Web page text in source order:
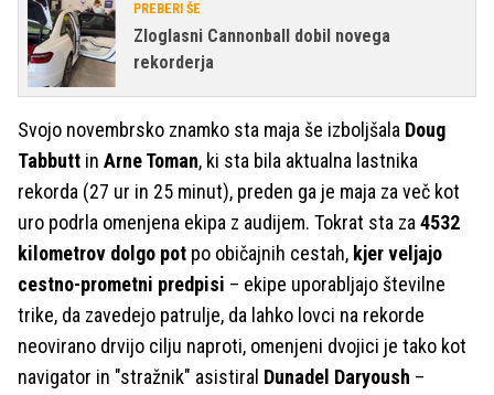
PREBERI ŠE
Zloglasni Cannonball dobil novega
rekorderja
Svojo novembrsko znamko sta maja še izboljšala Doug
Tabbutt in Arne Toman, ki sta bila aktualna lastnika
rekorda (27 ur in 25 minut), preden ga je maja za več kot
uro podrla omenjena ekipa z audijem. Tokrat sta za 4532
kilometrov dolgo pot po običajnih cestah, kjer veljajo
cestno-prometni predpisi – ekipe uporabljajo številne
trike, da zavedejo patrulje, da lahko lovci na rekorde
neovirano drvijo cilju naproti, omenjeni dvojici je tako kot
navigator in "stražnik" asistiral Dunadel Daryoush –